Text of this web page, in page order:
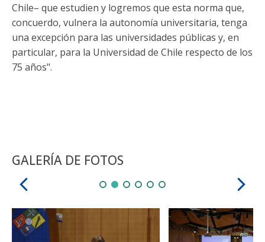
Chile– que estudien y logremos que esta norma que,
concuerdo, vulnera la autonomía universitaria, tenga
una excepción para las universidades públicas y, en
particular, para la Universidad de Chile respecto de los
75 años".
GALERÍA DE FOTOS
Zoom Zoom